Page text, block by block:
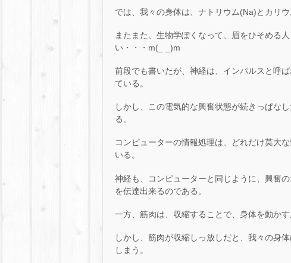
では、我々の身体は、ナトリウム(Na)とカリ
またまた、生物学ぽくなって、眉をひそめる
い・・・m(_ _)m
前段でも書いたが、神経は、インパルスと呼
ている。
しかし、この電気的な興奮状態が続きっぱな
る。
コンピューターの情報処理は、どれだけ莫大
いる。
神経も、コンピューターと同じように、興奮
を伝達出来るのである。
一方、筋肉は、収縮することで、身体を動かす
しかし、筋肉が収縮しっ放しだと、我々の身
しまう。